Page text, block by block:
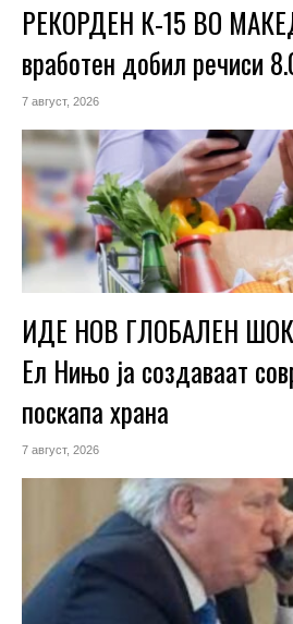
РЕКОРДЕН К-15 ВО
вработен добил речиси
7 август, 2026
ИДЕ НОВ ГЛОБАЛЕН ШОК
Ел Нињо ја создаваат
поскапа храна
7 август, 2026